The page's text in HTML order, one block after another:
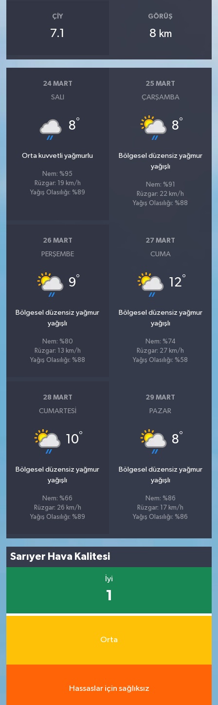
ÇIY
7.1
GÖRÜŞ
8 km
24 MART
SALI
8°
Orta kuvvetli yağmurlu
Nem: %95
Rüzgar: 19 km/h
Yağış Olasılığı: %89
25 MART
ÇARŞAMBA
8°
Bölgesel düzensiz yağmur
yağışlı
Nem: %91
Rüzgar: 22 km/h
Yağış Olasılığı: %88
26 MART
PERŞEMBE
9°
Bölgesel düzensiz yağmur
yağışlı
Nem: %80
Rüzgar: 13 km/h
Yağış Olasılığı: %88
27 MART
CUMA
12°
Bölgesel düzensiz yağmur
yağışlı
Nem: %74
Rüzgar: 27 km/h
Yağış Olasılığı: %58
28 MART
CUMARTESI
10°
Bölgesel düzensiz yağmur
yağışlı
Nem: %66
Rüzgar: 26 km/h
Yağış Olasılığı: %89
29 MART
PAZAR
8°
Bölgesel düzensiz yağmur
yağışlı
Nem: %86
Rüzgar: 17 km/h
Yağış Olasılığı: %86
Sarıyer Hava Kalitesi
İyi
1
Orta
Hassaslar için sağlıksız